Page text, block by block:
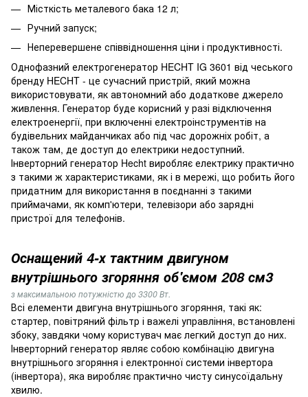
Місткість металевого бака 12 л;
Ручний запуск;
Неперевершене співвідношення ціни і продуктивності.
Однофазний електрогенератор HECHT IG 3601 від чеського
бренду HECHT - це сучасний пристрій, який можна
використовувати, як автономний або додаткове джерело
живлення. Генератор буде корисний у разі відключення
електроенергії, при включенні електроінструментів на
будівельних майданчиках або під час дорожніх робіт, а
також там, де доступ до електрики недоступний.
Інверторний генератор Hecht виробляє електрику практично
з такими ж характеристиками, як і в мережі, що робить його
придатним для використання в поєднанні з такими
приймачами, як комп'ютери, телевізори або зарядні
пристрої для телефонів.
Оснащений 4-х тактним двигуном
внутрішнього згоряння об'ємом 208 см3
з максимальною потужністю до 3300 Вт.
Всі елементи двигуна внутрішнього згоряння, такі як:
стартер, повітряний фільтр і важелі управління, встановлені
збоку, завдяки чому користувач має легкий доступ до них.
Інверторний генератор являє собою комбінацію двигуна
внутрішнього згоряння і електронної системи інвертора
(інвертора), яка виробляє практично чисту синусоїдальну
хвилю.